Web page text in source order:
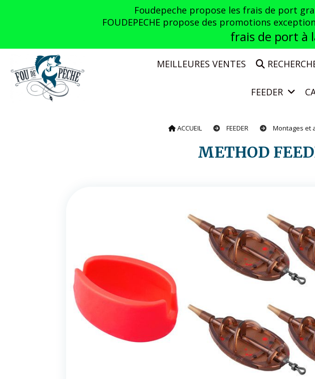
Foudepeche propose les frais de port
FOUDEPECHE propose des promotions
frais de port à
MEILLEURES VENTES
FEEDER
ACCUEIL FEEDER Montages et
METHOD